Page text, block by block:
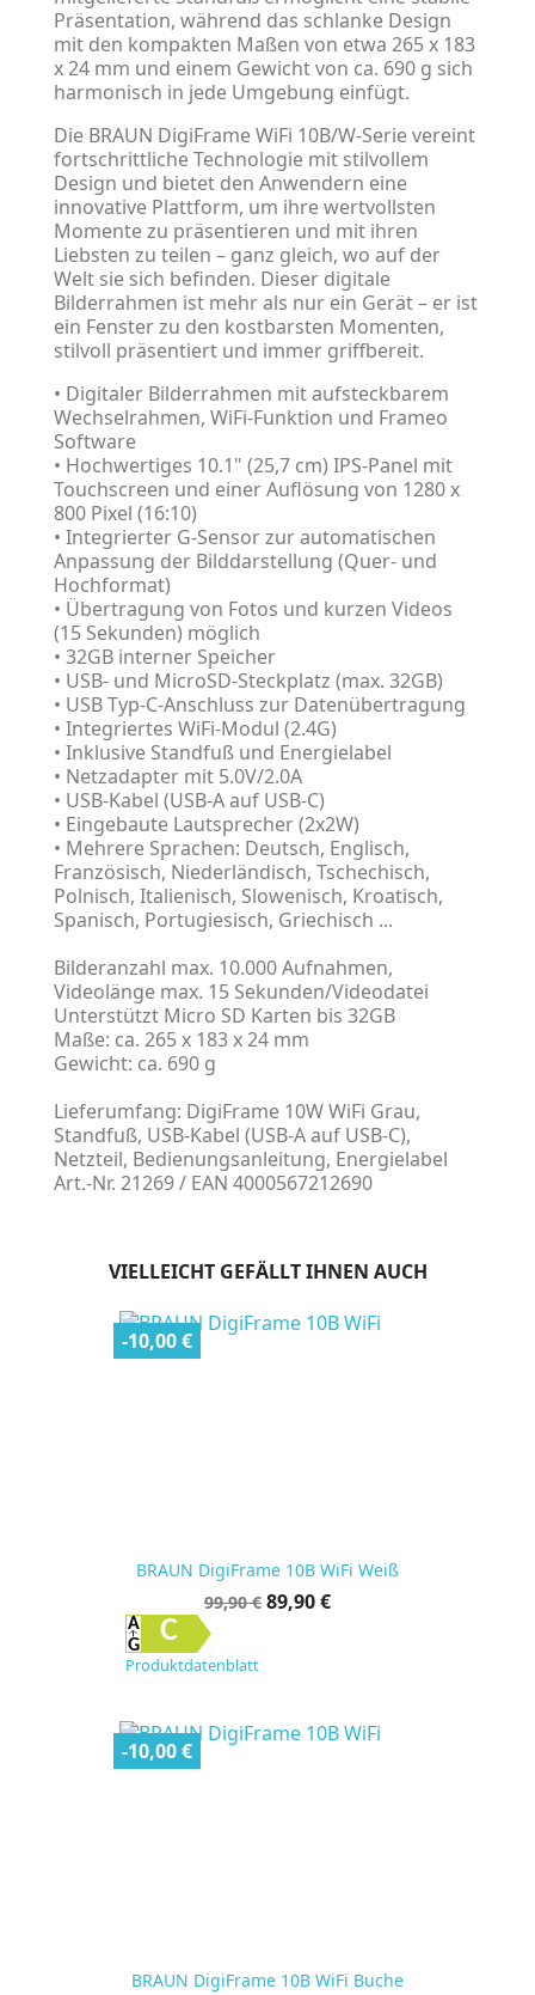
Präsentation, während das schlanke Design
mit den kompakten Maßen von etwa 265 x 183
x 24 mm und einem Gewicht von ca. 690 g sich
harmonisch in jede Umgebung einfügt.
Die BRAUN DigiFrame WiFi 10B/W-Serie vereint
fortschrittliche Technologie mit stilvollem
Design und bietet den Anwendern eine
innovative Plattform, um ihre wertvollsten
Momente zu präsentieren und mit ihren
Liebsten zu teilen – ganz gleich, wo auf der
Welt sie sich befinden. Dieser digitale
Bilderrahmen ist mehr als nur ein Gerät – er ist
ein Fenster zu den kostbarsten Momenten,
stilvoll präsentiert und immer griffbereit.
• Digitaler Bilderrahmen mit aufsteckbarem
Wechselrahmen, WiFi-Funktion und Frameo
Software
• Hochwertiges 10.1" (25,7 cm) IPS-Panel mit
Touchscreen und einer Auflösung von 1280 x
800 Pixel (16:10)
• Integrierter G-Sensor zur automatischen
Anpassung der Bilddarstellung (Quer- und
Hochformat)
• Übertragung von Fotos und kurzen Videos
(15 Sekunden) möglich
• 32GB interner Speicher
• USB- und MicroSD-Steckplatz (max. 32GB)
• USB Typ-C-Anschluss zur Datenübertragung
• Integriertes WiFi-Modul (2.4G)
• Inklusive Standfuß und Energielabel
• Netzadapter mit 5.0V/2.0A
• USB-Kabel (USB-A auf USB-C)
• Eingebaute Lautsprecher (2x2W)
• Mehrere Sprachen: Deutsch, Englisch,
Französisch, Niederländisch, Tschechisch,
Polnisch, Italienisch, Slowenisch, Kroatisch,
Spanisch, Portugiesisch, Griechisch ...
Bilderanzahl max. 10.000 Aufnahmen,
Videolänge max. 15 Sekunden/Videodatei
Unterstützt Micro SD Karten bis 32GB
Maße: ca. 265 x 183 x 24 mm
Gewicht: ca. 690 g
Lieferumfang: DigiFrame 10W WiFi Grau,
Standfuß, USB-Kabel (USB-A auf USB-C),
Netzteil, Bedienungsanleitung, Energielabel
Art.-Nr. 21269 / EAN 4000567212690
VIELLEICHT GEFÄLLT IHNEN AUCH
BRAUN DigiFrame 10B WiFi Weiß
Verkaufspreis
99,90 € Preis
89,90 €
C
Produktdatenblatt
-10,00 €
BRAUN DigiFrame 10B WiFi Buche
-10,00 €